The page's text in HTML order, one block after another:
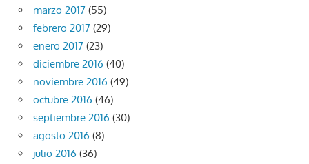
marzo 2017 (55)
febrero 2017 (29)
enero 2017 (23)
diciembre 2016 (40)
noviembre 2016 (49)
octubre 2016 (46)
septiembre 2016 (30)
agosto 2016 (8)
julio 2016 (36)